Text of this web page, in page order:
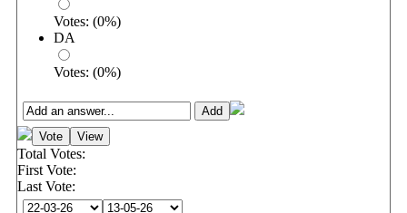
Votes: (0%)
DA
Votes: (0%)
Total Votes:
First Vote:
Last Vote: